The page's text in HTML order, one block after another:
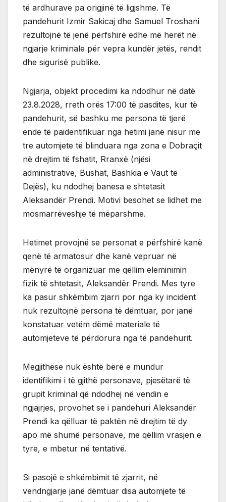
të ardhurave pa origjinë të ligjshme. Të
pandehurit Izmir Sakicaj dhe Samuel Troshani
rezultojnë të jenë përfshirë edhe më herët në
ngjarje kriminale për vepra kundër jetës, rendit
dhe sigurisë publike.
Ngjarja, objekt procedimi ka ndodhur në datë
23.8.2028, rreth orës 17:00 të pasdites, kur të
pandehurit, së bashku me persona të tjerë
ende të paidentifikuar nga hetimi janë nisur me
tre automjete të blinduara nga zona e Dobraçit
në drejtim të fshatit, Rranxë (njësi
administrative, Bushat, Bashkia e Vaut të
Dejës), ku ndodhej banesa e shtetasit
Aleksandër Prendi. Motivi besohet se lidhet me
mosmarrëveshje të mëparshme.
Hetimet provojnë se personat e përfshirë kanë
qenë të armatosur dhe kanë vepruar në
mënyrë të organizuar me qëllim eleminimin
fizik të shtetasit, Aleksandër Prendi. Mes tyre
ka pasur shkëmbim zjarri por nga ky incident
nuk rezultojnë persona të dëmtuar, por janë
konstatuar vetëm dëmë materiale të
automjeteve të përdorura nga të pandehurit.
Megjithëse nuk është bërë e mundur
identifikimi i të gjithë personave, pjesëtarë të
grupit kriminal që ndodhej në vendin e
ngjajrjes, provohet se i pandehuri Aleksandër
Prendi ka qëlluar të paktën në drejtim të dy
apo më shumë personave, me qëllim vrasjen e
tyre, e mbetur në tentativë.
Si pasojë e shkëmbimit të zjarrit, në
vendngjarje janë dëmtuar disa automjete të